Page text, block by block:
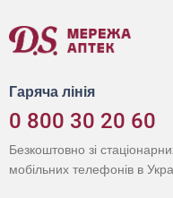
Гаряча лінія
0 800 30 20 60
Безкоштовно зі
мобільних телефонів в